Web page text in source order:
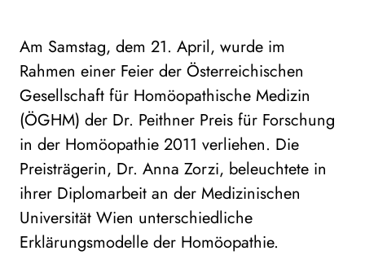
Am Samstag, dem 21. April, wurde im
Rahmen einer Feier der Österreichischen
Gesellschaft für Homöopathische Medizin
(ÖGHM) der Dr. Peithner Preis für Forschung
in der Homöopathie 2011 verliehen. Die
Preisträgerin, Dr. Anna Zorzi, beleuchtete in
ihrer Diplomarbeit an der Medizinischen
Universität Wien unterschiedliche
Erklärungsmodelle der Homöopathie.